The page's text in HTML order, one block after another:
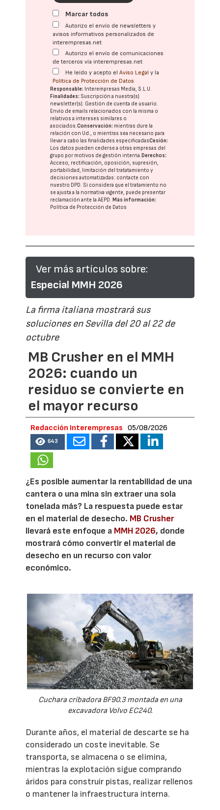
Marcar todos
Autorizo el envío de newsletters y
avisos informativos personalizados de
interempresas.net
Autorizo el envío de comunicaciones
de terceros vía interempresas.net
He leído y acepto elAviso Legal y la
Política de Protección de Datos
Responsable: Interempresas Media, S.L.U.
Finalidades: Suscripción a nuestra(s)
newsletter(s). Gestión de cuenta de usuario.
Envío de emails relacionados con la misma o
relativos a intereses similares o
asociados.Conservación: mientras dure la
relación con Ud., o mientras sea necesario para
llevar a cabo las finalidades especificadasCesión:
Los datos pueden cederse a otras empresas del
grupo por motivos de gestión interna. Derechos:
Acceso, rectificación, oposición, supresión,
portabilidad, limitación del tratatamiento y
decisiones automatizadas: contacte con
nuestro DPD. Si considera que el tratamiento no
se ajusta a la normativa vigente, puede presentar
reclamación ante laAEPD. Más información:
Política de Protección de Datos
Ver más artículos sobre:
Especial MMH 2026
La firma italiana mostrará sus
soluciones en Sevilla del 20 al 22 de
octubre
MB Crusher en el MMH
2026: cuando un
residuo se convierte en
el mayor recurso
Redacción Interempresas 05/08/2026
643
¿Es posible aumentar la rentabilidad de una
cantera o una mina sin extraer una sola
tonelada más? La respuesta puede estar
en el material de desecho. MB Crusher
llevará este enfoque a MMH 2026, donde
mostrará cómo convertir el material de
desecho en un recurso con valor
económico.
Cuchara cribadora BF90.3 montada en una
excavadora Volvo EC240.
Durante años, el material de descarte se ha
considerado un coste inevitable. Se
transporta, se almacena o se elimina,
mientras la explotación sigue comprando
áridos para construir pistas, realizar rellenos
o mantener la infraestructura interna.